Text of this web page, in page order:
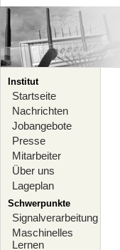
Institut
Startseite
Nachrichten
Jobangebote
Presse
Mitarbeiter
Über uns
Lageplan
Schwerpunkte
Signalverarbeitung
Maschinelles
Lernen